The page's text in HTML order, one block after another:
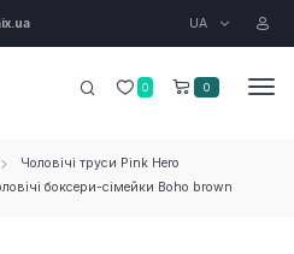
UA
0 0
Чоловічі труси Pink Hero
боксери-сімейки Boho brown